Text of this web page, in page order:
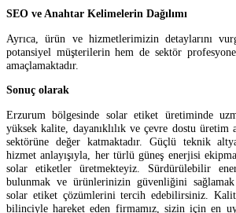
SEO ve Anahtar Kelimelerin Dağılımı
Ayrıca, ürün ve hizmetlerimizin detaylarını
potansiyel müşterilerin hem de sektör
amaçlamaktadır.
Sonuç olarak
Erzurum bölgesinde solar etiket üretiminde
yüksek kalite, dayanıklılık ve çevre dostu üretim
sektörüne değer katmaktadır. Güçlü teknik
hizmet anlayışıyla, her türlü güneş enerjisi
solar etiketler üretmekteyiz. Sürdürülebilir
bulunmak ve ürünlerinizin güvenliğini
solar etiket çözümlerini tercih edebilirsiniz.
bilinciyle hareket eden firmamız, sizin için en